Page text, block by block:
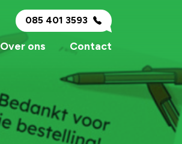
085 401 3593
Over ons Contact